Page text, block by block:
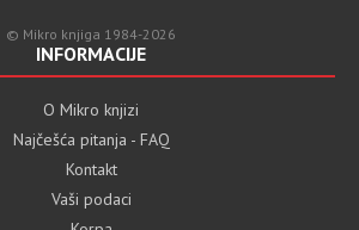
© Mikro knjiga 1984-2026
INFORMACIJE
O Mikro knjizi
Najčešća pitanja - FAQ
Kontakt
Vaši podaci